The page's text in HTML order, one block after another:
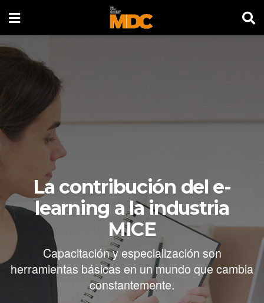
La contribución del e-
learning a la industria
MICE
Capacitación y especialización son
herramientas básicas en un mundo que cambia
constantemente.